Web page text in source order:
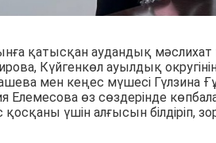
қатысқан аудандық мәслихат
Күйгенкөл ауылдық
мен кеңес мүшесі Гүлзина
Елемесова өз сөздерінде
қосқаны үшін алғысын білдіріп,